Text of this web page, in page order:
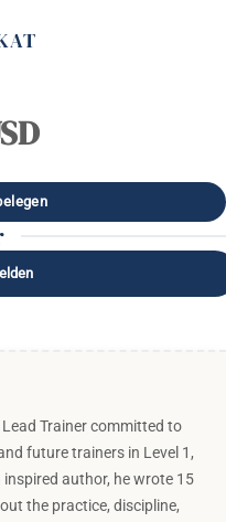
Trainer committed to
future trainers in Level 1,
author, he wrote 15
the practice, discipline,